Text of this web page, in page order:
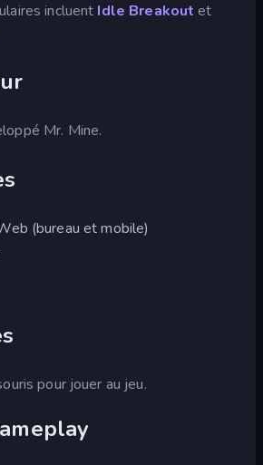
incluent Idle Breakout et
Mr. Mine.
(bureau et mobile)
pour jouer au jeu.